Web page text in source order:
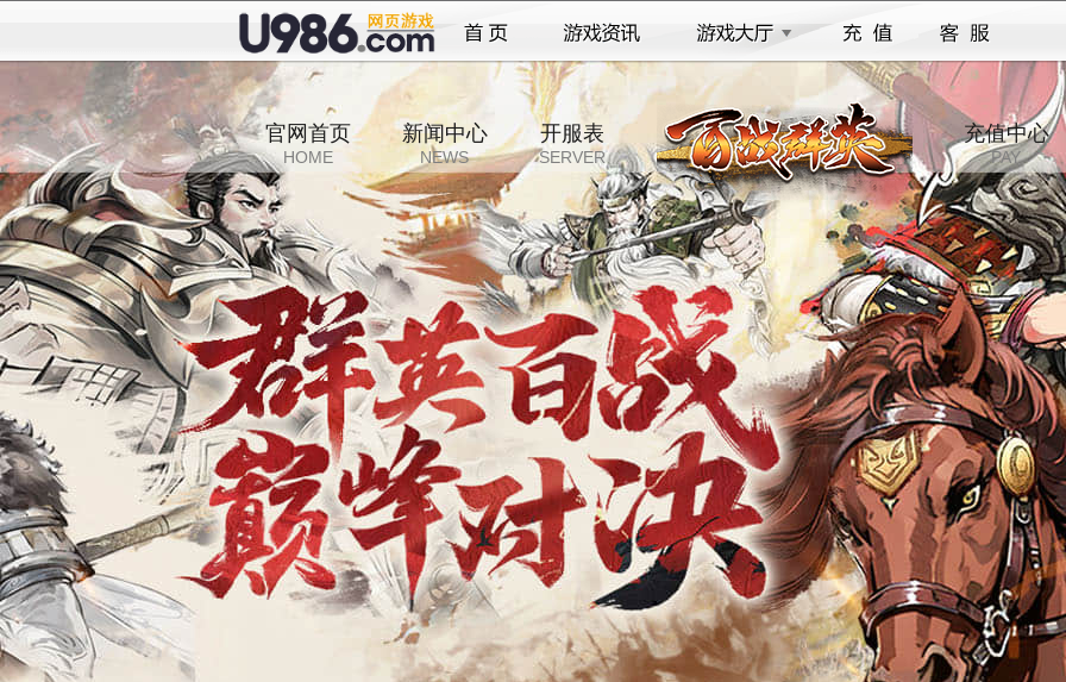
官网首页
HOME
新闻中心
NEWS
开服表
SERVER
充值中心
PAY